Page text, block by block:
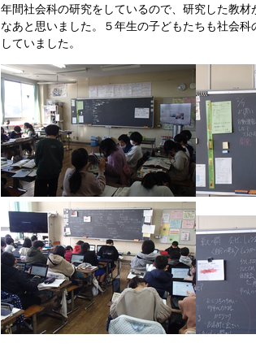
年間社会科の研究をしているので、研究した教
なあと思いました。５年生の子どもたちも社会
していました。